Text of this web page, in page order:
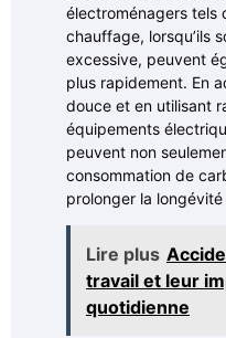
électroménagers tels
chauffage, lorsqu’ils
excessive, peuvent
plus rapidement. En
douce et en utilisant
équipements
peuvent non
consommation de
prolonger la
Lire plus
travail et leur
quotidienne